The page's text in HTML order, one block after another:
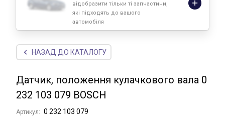
відобразити тільки ті запчастини,
які підходять до вашого
автомобіля
НАЗАД ДО КАТАЛОГУ
Датчик, положення кулачкового вала 0
232 103 079 BOSCH
Артикул: 0 232 103 079